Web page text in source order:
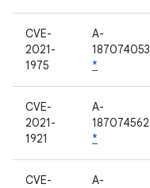
CVE-
2021-
1975
A-
187074053
*
CVE-
2021-
1921
A-
187074562
*
CVE-
A-